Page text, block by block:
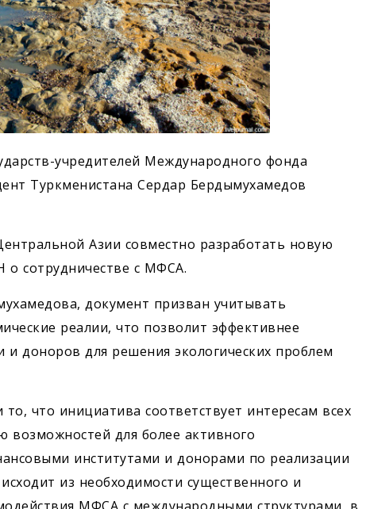
учредителей Международного фонда
Туркменистана Сердар Бердымухамедов
Азии совместно разработать новую
сотрудничестве с МФСА.
документ призван учитывать
реалии, что позволит эффективнее
доноров для решения экологических проблем
что инициатива соответствует интересам всех
возможностей для более активного
институтами и донорами по реализации
из необходимости существенного и